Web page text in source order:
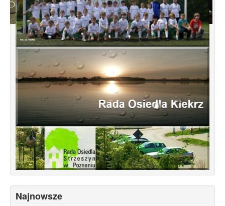
Konsultacje dotyczące terenu
Smochowice Południe w rejonie ulic
położonych pomiędzy Wejherowską,
Starogardzką, Pniewską, Pelplińską.
Najnowsze